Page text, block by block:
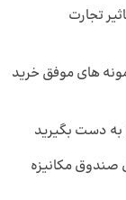
تجارت
های موفق خرید
صندوق مکانیزه